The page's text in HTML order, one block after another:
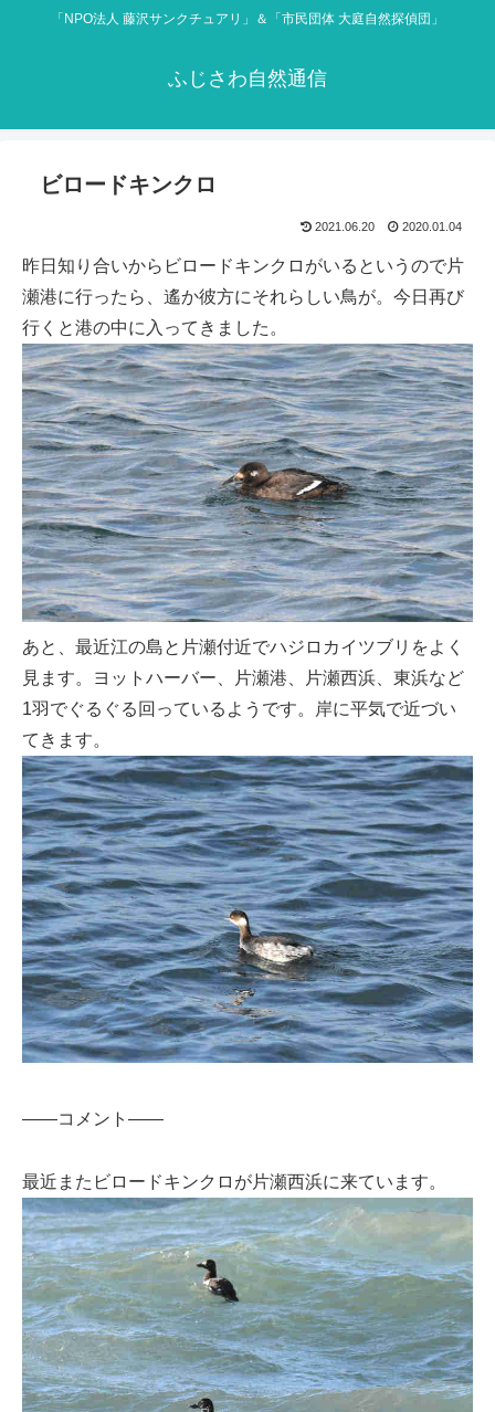
「NPO法人 藤沢サンクチュアリ」＆「市民団体 大庭自然探偵団」
ふじさわ自然通信
ビロードキンクロ
2021.06.20 2020.01.04
昨日知り合いからビロードキンクロがいるというので片
瀬港に行ったら、遙か彼方にそれらしい鳥が。今日再び
行くと港の中に入ってきました。
あと、最近江の島と片瀬付近でハジロカイツブリをよく
見ます。ヨットハーバー、片瀬港、片瀬西浜、東浜など
1羽でぐるぐる回っているようです。岸に平気で近づい
てきます。
——コメント——
最近またビロードキンクロが片瀬西浜に来ています。